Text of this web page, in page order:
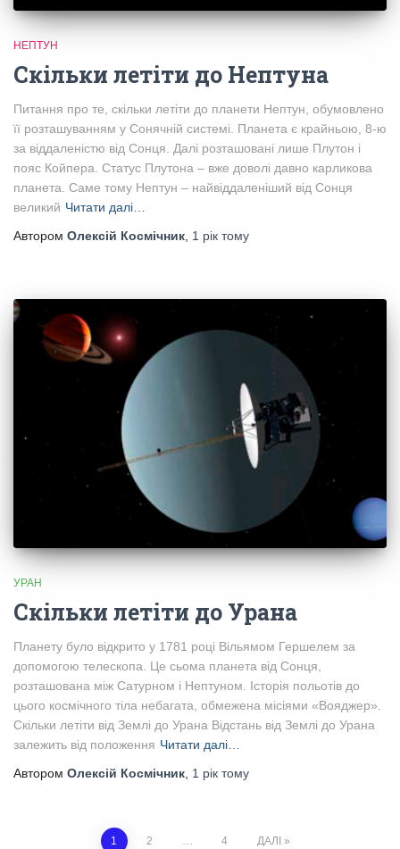
НЕПТУН
Скільки летіти до Нептуна
Питання про те, скільки летіти до планети Нептун, обумовлено
її розташуванням у Сонячній системі. Планета є крайньою, 8-ю
за віддаленістю від Сонця. Далі розташовані лише Плутон і
пояс Койпера. Статус Плутона – вже доволі давно карликова
планета. Саме тому Нептун – найвіддаленіший від Сонця
великий Читати далі…
Автором Олексій Космічник, 1 рік тому
УРАН
Скільки летіти до Урана
Планету було відкрито у 1781 році Вільямом Гершелем за
допомогою телескопа. Це сьома планета від Сонця,
розташована між Сатурном і Нептуном. Історія польотів до
цього космічного тіла небагата, обмежена місіями «Вояджер».
Скільки летіти від Землі до Урана Відстань від Землі до Урана
залежить від положення Читати далі…
Автором Олексій Космічник 1 рік тому
1 2 … 4 ДАЛІ